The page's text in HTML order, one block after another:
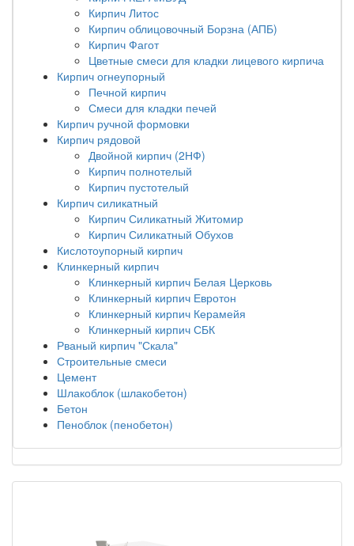
Кирпич Литос
Кирпич облицовочный Борзна (АПБ)
Кирпич Фагот
Цветные смеси для кладки лицевого кирпича
Кирпич огнеупорный
Печной кирпич
Смеси для кладки печей
Кирпич ручной формовки
Кирпич рядовой
Двойной кирпич (2НФ)
Кирпич полнотелый
Кирпич пустотелый
Кирпич силикатный
Кирпич Силикатный Житомир
Кирпич Силикатный Обухов
Кислотоупорный кирпич
Клинкерный кирпич
Клинкерный кирпич Белая Церковь
Клинкерный кирпич Евротон
Клинкерный кирпич Керамейя
Клинкерный кирпич СБК
Рваный кирпич "Скала"
Строительные смеси
Цемент
Шлакоблок (шлакобетон)
Бетон
Пеноблок (пенобетон)